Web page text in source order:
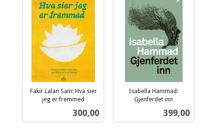
Fakir Lalan Sain: Hva sier
jeg er fremmed
Pris
300,00
Isabella Hammad:
Gjenferdet inn
Pris
399,00